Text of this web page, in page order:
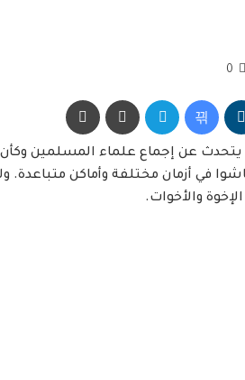
يتحدث عن إجماع علماء المسلمين
في أزمان مختلفة وأماكن متباعدة.